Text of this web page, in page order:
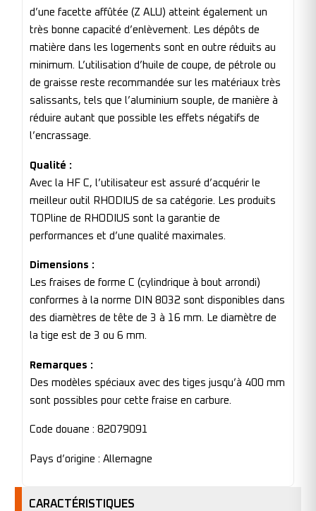
d’une facette affûtée (Z ALU) atteint également un
très bonne capacité d’enlèvement. Les dépôts de
matière dans les logements sont en outre réduits au
minimum. L’utilisation d’huile de coupe, de pétrole ou
de graisse reste recommandée sur les matériaux très
salissants, tels que l’aluminium souple, de manière à
réduire autant que possible les effets négatifs de
l’encrassage.
Qualité :
Avec la HF C, l’utilisateur est assuré d’acquérir le
meilleur outil RHODIUS de sa catégorie. Les produits
TOPline de RHODIUS sont la garantie de
performances et d’une qualité maximales.
Dimensions :
Les fraises de forme C (cylindrique à bout arrondi)
conformes à la norme DIN 8032 sont disponibles dans
des diamètres de tête de 3 à 16 mm. Le diamètre de
la tige est de 3 ou 6 mm.
Remarques :
Des modèles spéciaux avec des tiges jusqu’à 400 mm
sont possibles pour cette fraise en carbure.
Code douane : 82079091
Pays d’origine : Allemagne
CARACTÉRISTIQUES